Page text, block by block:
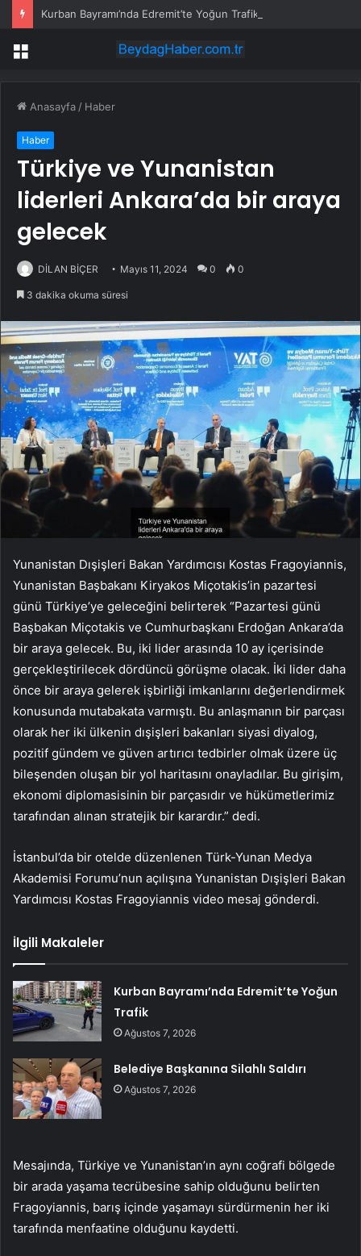
Kurban Bayramı’nda Edremit’te Yoğun Trafik
Menü
Anasayfa / Haber
Haber
Türkiye ve Yunanistan
liderleri Ankara’da bir araya
gelecek
DİLAN BİÇER Mayıs 11, 2024 0 0
3 dakika okuma süresi
Yunanistan Dışişleri Bakan Yardımcısı Kostas Fragoyiannis,
Yunanistan Başbakanı Kiryakos Miçotakis’in pazartesi
günü Türkiye’ye geleceğini belirterek “Pazartesi günü
Başbakan Miçotakis ve Cumhurbaşkanı Erdoğan Ankara’da
bir araya gelecek. Bu, iki lider arasında 10 ay içerisinde
gerçekleştirilecek dördüncü görüşme olacak. İki lider daha
önce bir araya gelerek işbirliği imkanlarını değerlendirmek
konusunda mutabakata varmıştı. Bu anlaşmanın bir parçası
olarak her iki ülkenin dışişleri bakanları siyasi diyalog,
pozitif gündem ve güven artırıcı tedbirler olmak üzere üç
bileşenden oluşan bir yol haritasını onayladılar. Bu girişim,
ekonomi diplomasisinin bir parçasıdır ve hükümetlerimiz
tarafından alınan stratejik bir karardır.” dedi.
İstanbul’da bir otelde düzenlenen Türk-Yunan Medya
Akademisi Forumu’nun açılışına Yunanistan Dışişleri Bakan
Yardımcısı Kostas Fragoyiannis video mesaj gönderdi.
İlgili Makaleler
Kurban Bayramı’nda Edremit’te Yoğun
Trafik
Ağustos 7, 2026
Belediye Başkanına Silahlı Saldırı
Ağustos 7, 2026
Mesajında, Türkiye ve Yunanistan’ın aynı coğrafi bölgede
bir arada yaşama tecrübesine sahip olduğunu belirten
Fragoyiannis, barış içinde yaşamayı sürdürmenin her iki
tarafında menfaatine olduğunu kaydetti.